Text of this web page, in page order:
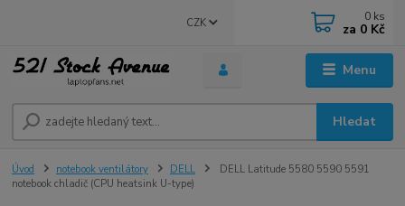
Menu
CZK
Hledat
0 ks
za 0 Kč
Úvod notebook ventilátory DELL
DELL Latitude 5580 5590 5591
notebook chladič (CPU heatsink U-type)